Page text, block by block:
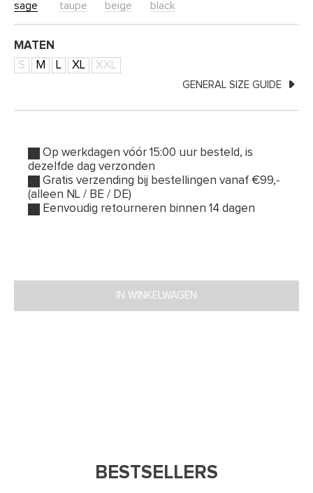
sage taupe beige black
MATEN
S
M L XL XXL
GENERAL SIZE GUIDE
Op werkdagen vóór 15:00 uur besteld, is
dezelfde dag verzonden
Gratis verzending bij bestellingen vanaf €99,-
(alleen NL / BE / DE)
Eenvoudig retourneren binnen 14 dagen
IN WINKELWAGEN
BESTSELLERS